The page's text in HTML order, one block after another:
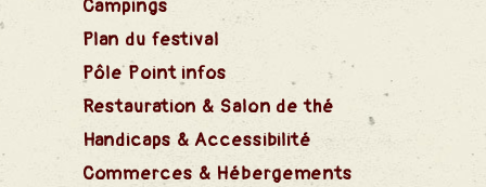
Campings
Plan du festival
Pôle Point infos
Restauration & Salon de thé
Handicaps & Accessibilité
Commerces & Hébergements